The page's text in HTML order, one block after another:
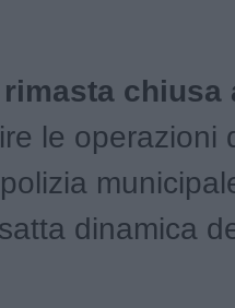
chiusa
le operazioni
dinamica